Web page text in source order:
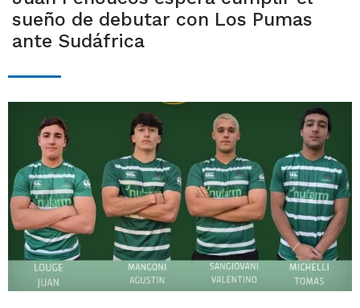
sueño de debutar con Los Pumas
ante Sudáfrica